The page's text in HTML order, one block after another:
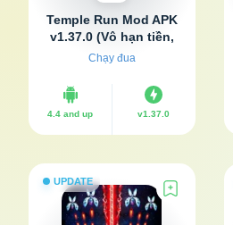
Temple Run Mod APK
v1.37.0 (Vô hạn tiền,
Mở khóa nhân vật)
Chạy đua
4.4 and up v1.37.0
UPDATE